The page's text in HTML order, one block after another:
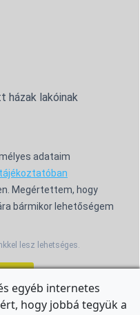
házak lakóinak
adataim
Megértettem, hogy
bármikor lehetőségem
lesz lehetséges.
egyéb internetes
hogy jobbá tegyük a